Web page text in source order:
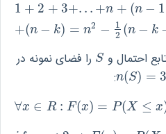
1 + 2 + 3+. . . +n + (n − 1
+(n − k) = n2 −
1
2 (n − k
1+ 2+ 3 +.. .+n+(n−1)+ (n −2)+. ..
احتمال و S
S را فضای نمونه در
n(S) =
n(S)= 36
:
∀x ∈ R : F(x) = P(X ≤ x
∀x∈R :F(x )=P(X ≤x